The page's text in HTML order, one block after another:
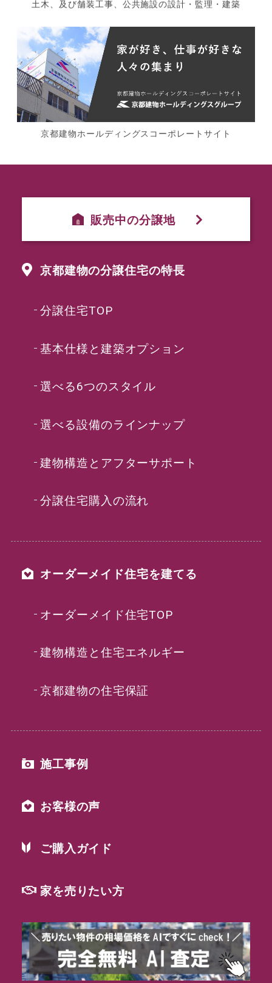
土木、及び舗装工事、公共施設の設計・監理・建築
京都建物ホールディングスコーポレートサイト
販売中の分譲地
京都建物の分譲住宅の特長
分譲住宅TOP
基本仕様と建築オプション
選べる6つのスタイル
選べる設備のラインナップ
建物構造とアフターサポート
分譲住宅購入の流れ
オーダーメイド住宅を建てる
オーダーメイド住宅TOP
建物構造と住宅エネルギー
京都建物の住宅保証
施工事例
お客様の声
ご購入ガイド
家を売りたい方